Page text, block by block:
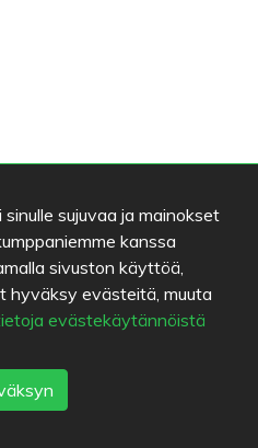
sujuvaa ja mainokset
kanssa
sivuston käyttöä,
hyväksy evästeitä, muuta
evästekäytännöistä